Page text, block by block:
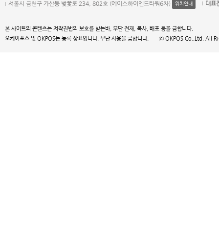
서울시 금천구 가산동 벚꽃로 234, 802호 (에이스하이엔드타워6차) 위치안내 대표
본 사이트의 콘텐츠는 저작권법의 보호를 받는바, 무단 전재, 복사, 배포 등을 금합니다.
오케이포스 및 OKPOS는 등록 상표입니다. 무단 사용을 금합니다. ⓒ OKPOS Co.,Ltd. All